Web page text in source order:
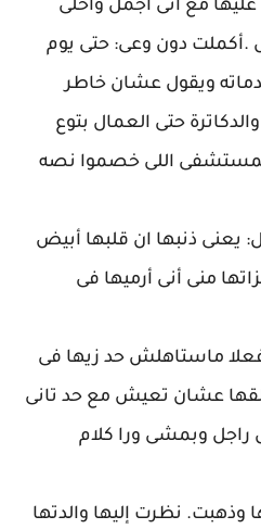
مع أنى اجمل وأحلى
.أكملت دون وعى: حتى يوم
ويقول عشان خاطر
حتى العمال بتوع
اللى خصموا نصه
ذنبها ان قلبها أبيض
منى أنى أرميها فى
ماستاهلش حد زيها فى
عشان تعيش مع حد تانى
راجل وبمشى ورا كلام
نظرت إليها والدتها